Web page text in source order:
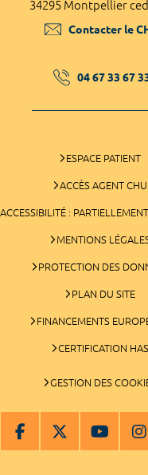
34295 Montpellier
Contacter le
04 67 33 67
ESPACE PATIENT
ACCÈS AGENT CHU
ACCESSIBILITÉ :
MENTIONS
PROTECTION DES
PLAN DU SITE
FINANCEMENTS
CERTIFICATION HAS
GESTION DES